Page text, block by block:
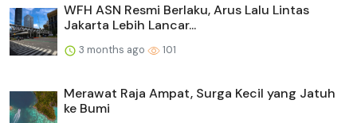
WFH ASN Resmi Berlaku, Arus Lalu Lintas
Jakarta Lebih Lancar...
3 months ago 101
Merawat Raja Ampat, Surga Kecil yang Jatuh
ke Bumi